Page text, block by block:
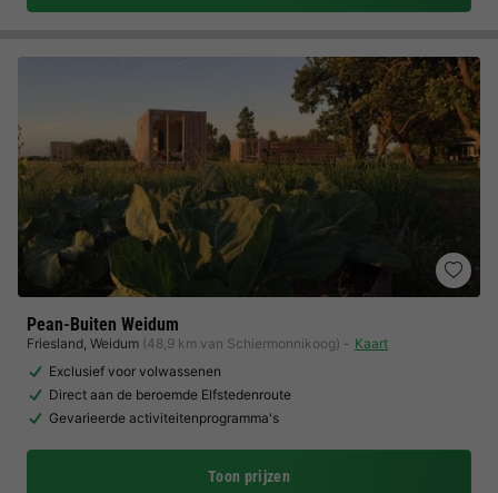
Pean-Buiten Weidum
Friesland, Weidum (48,9 km van Schiermonnikoog)
Kaart
Exclusief voor volwassenen
Direct aan de beroemde Elfstedenroute
Gevarieerde activiteitenprogramma's
Toon prijzen